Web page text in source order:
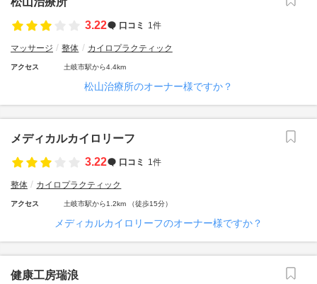
3.22
口コミ 1件
マッサージ 整体 カイロプラクティック
アクセス 土岐市駅から4.4km
松山治療所のオーナー様ですか？
メディカルカイロリーフ
3.22
口コミ 1件
整体 カイロプラクティック
アクセス 土岐市駅から1.2km （徒歩15分）
メディカルカイロリーフのオーナー様ですか？
健康工房瑞浪